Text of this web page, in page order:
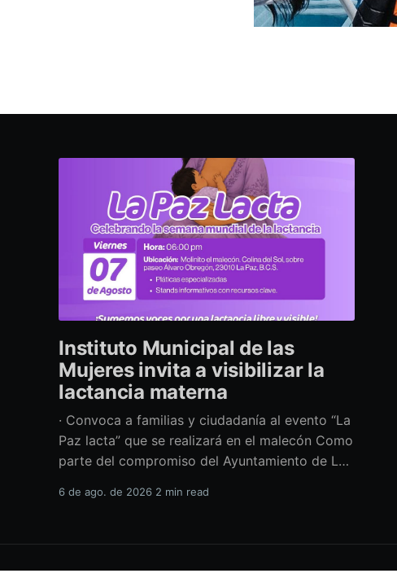
Instituto Municipal de las
Mujeres invita a visibilizar la
lactancia materna
· Convoca a familias y ciudadanía al evento “La
Paz lacta” que se realizará en el malecón Como
parte del compromiso del Ayuntamiento de La
promuevan el bienestar, la salud y los derechos
incluyentes, el Instituto Municipal
6 de ago. de 2026 2 min read